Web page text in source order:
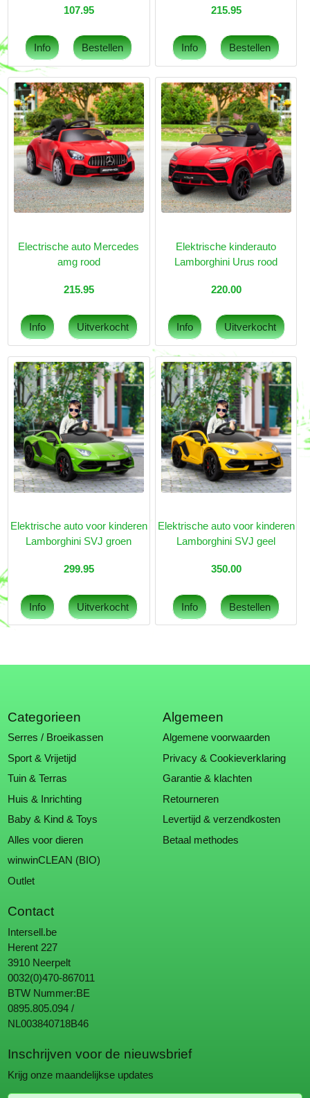
107.95 215.95
Electrische auto Mercedes
amg rood
215.95
Elektrische kinderauto
Lamborghini Urus rood
220.00
Elektrische auto voor kinderen
Lamborghini SVJ groen
299.95
Elektrische auto voor kinderen
Lamborghini SVJ geel
350.00
Categorieen
Serres / Broeikassen
Sport & Vrijetijd
Tuin & Terras
Huis & Inrichting
Baby & Kind & Toys
Alles voor dieren
winwinCLEAN (BIO)
Outlet
Algemeen
Algemene voorwaarden
Privacy & Cookieverklaring
Garantie & klachten
Retourneren
Levertijd & verzendkosten
Betaal methodes
Contact
Intersell.be
Herent 227
3910 Neerpelt
0032(0)470-867011
BTW Nummer:BE
0895.805.094 /
NL003840718B46
Inschrijven voor de nieuwsbrief
Krijg onze maandelijkse updates